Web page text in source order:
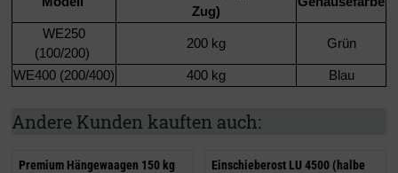
Zug)
WE250
(100/200)
200 kg Grün
WE400 (200/400) 400 kg Blau
Andere Kunden kauften auch:
Premium Hängewaagen 150 kg
Einschieberost LU 4500 (halbe